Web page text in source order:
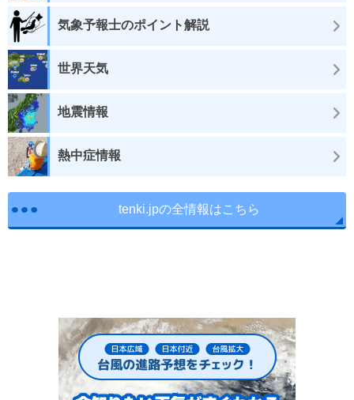
気象予報士のポイント解説
世界天気
地震情報
熱中症情報
tenki.jpの全情報はこちら